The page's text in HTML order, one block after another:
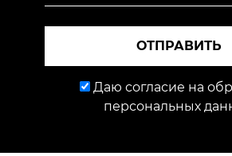
ОТПРАВИТЬ
Даю согласие на
персональных